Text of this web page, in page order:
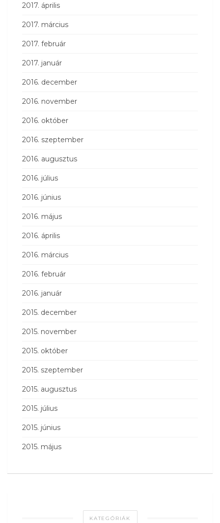
2017. április
2017. március
2017. február
2017. január
2016. december
2016. november
2016. október
2016. szeptember
2016. augusztus
2016. július
2016. június
2016. május
2016. április
2016. március
2016. február
2016. január
2015. december
2015. november
2015. október
2015. szeptember
2015. augusztus
2015. július
2015. június
2015. május
KATEGÓRIÁK